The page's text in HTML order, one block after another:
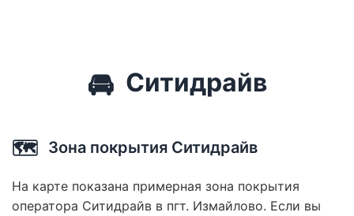
🚘 Ситидрайв
🗺️ Зона покрытия Ситидрайв
На карте показана примерная зона покрытия
оператора Ситидрайв в пгт. Измайлово. Если вы